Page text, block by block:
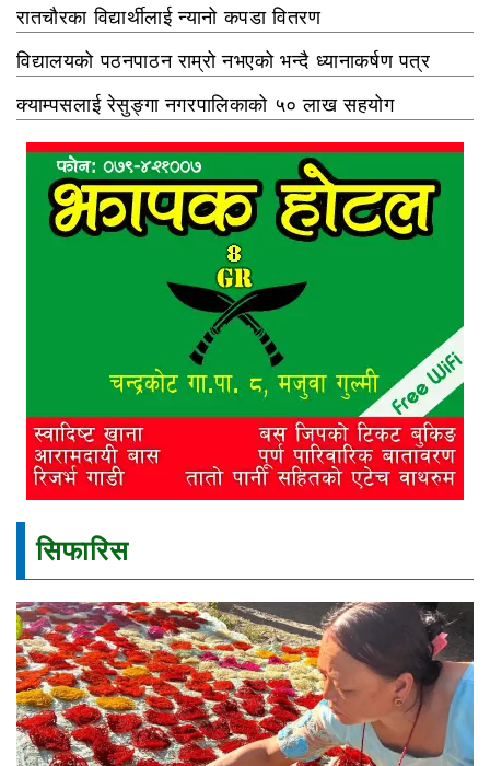
रातचौरका विद्यार्थीलाई न्यानो कपडा वितरण
विद्यालयको पठनपाठन राम्रो नभएको भन्दै ध्यानाकर्षण पत्र
क्याम्पसलाई रेसुङ्गा नगरपालिकाको ५० लाख सहयोग
सिफारिस